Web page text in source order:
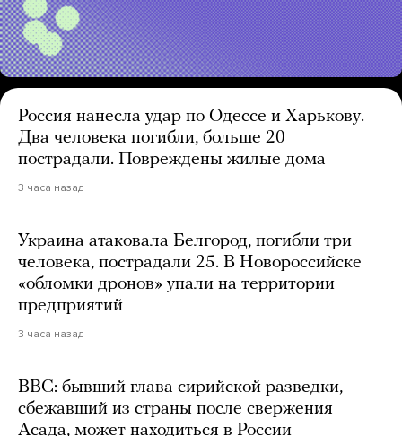
Россия нанесла удар по Одессе и Харькову.
Два человека погибли, больше 20
пострадали. Повреждены жилые дома
3 часа назад
Украина атаковала Белгород, погибли три
человека, пострадали 25. В Новороссийске
«обломки дронов» упали на территории
предприятий
3 часа назад
BBC: бывший глава сирийской разведки,
сбежавший из страны после свержения
Асада, может находиться в России